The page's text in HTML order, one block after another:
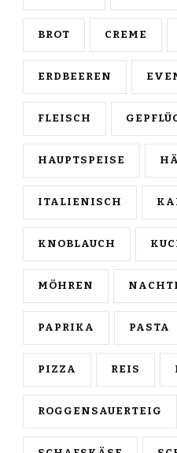
BROT CREME
ERDBEEREN
FLEISCH
HAUPTSPEISE
ITALIENISCH
KNOBLAUCH
MÖHREN
PAPRIKA PASTA
PIZZA REIS
ROGGENSAUERTEIG